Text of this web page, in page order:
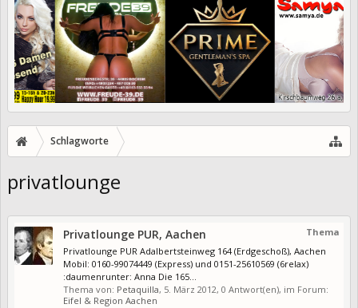
Schlagworte
privatlounge
Thema
Privatlounge PUR, Aachen
Privatlounge PUR Adalbertsteinweg 164 (Erdgeschoß), Aachen
Mobil: 0160-99074449 (Express) und 0151-25610569 (6relax)
:daumenrunter: Anna Die 165...
Thema von: Petaquilla, 5. März 2012, 0 Antwort(en), im Forum:
Eifel & Region Aachen